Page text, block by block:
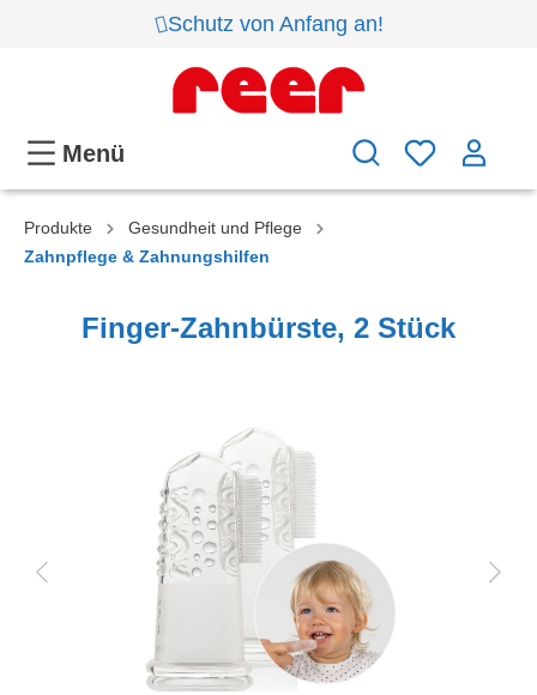
Schutz von Anfang an!
Menü
Produkte
Gesundheit und Pflege
Zahnpflege & Zahnungshilfen
Finger-Zahnbürste, 2 Stück